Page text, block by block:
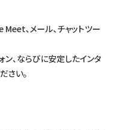
、メール、チャットツー
、ならびに安定したインタ
さい。